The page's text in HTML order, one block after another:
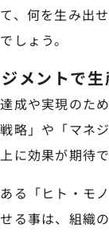
、何を生み出
しょう。
メントで
成や実現のた
略」や「マネ
に効果が期待で
る「ヒト・モ
る事は、組織